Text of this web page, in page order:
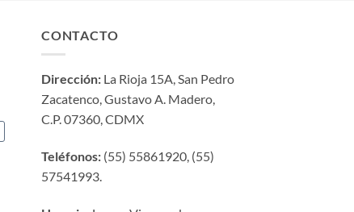
CONTACTO
Dirección: La Rioja 15A, San Pedro
Zacatenco, Gustavo A. Madero,
C.P. 07360, CDMX
Teléfonos: (55) 55861920, (55)
57541993.